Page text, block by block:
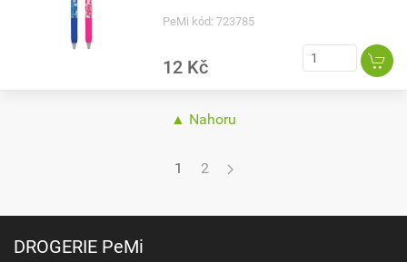
PeMi kód: 723785
12 Kč
▲ Nahoru
1 2
DROGERIE PeMi